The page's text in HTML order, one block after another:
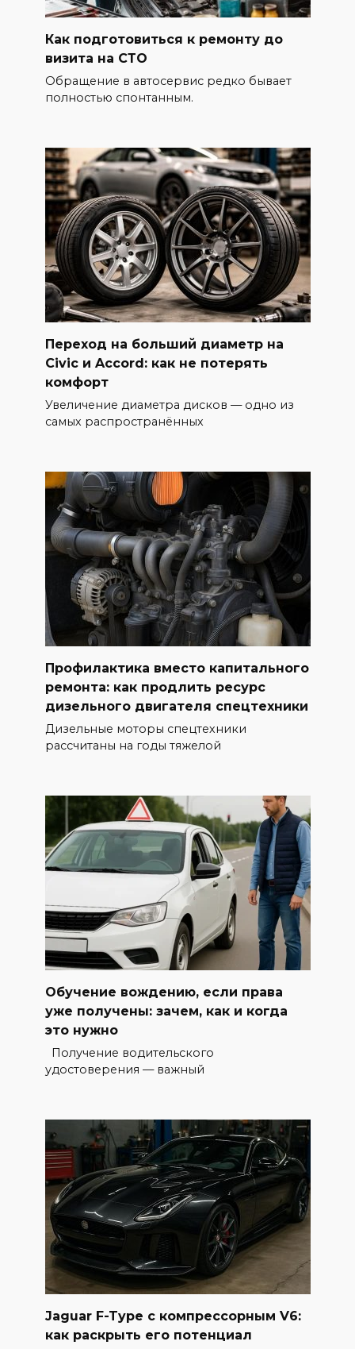
Как подготовиться к ремонту до
визита на СТО
Обращение в автосервис редко бывает
полностью спонтанным.
Переход на больший диаметр на
Civic и Accord: как не потерять
комфорт
Увеличение диаметра дисков — одно из
самых распространённых
Профилактика вместо капитального
ремонта: как продлить ресурс
дизельного двигателя спецтехники
Дизельные моторы спецтехники
рассчитаны на годы тяжелой
Обучение вождению, если права
уже получены: зачем, как и когда
это нужно
Получение водительского
удостоверения — важный
Jaguar F-Type с компрессорным V6:
как раскрыть его потенциал